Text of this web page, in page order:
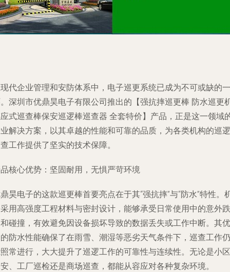
代企业管理和安防体系中，电子巡更系统已成为不可或缺的一
深圳市优鼎昊电子有限公司推出的【强抗摔巡更棒 防水巡更
式巡查棒保安巡逻棒巡查器 全套特价】产品，正是这一领域
解决方案，以其卓越的性能和可靠的品质，为各类机构的巡逻
工作提供了坚实的技术保障。
核心优势：坚固耐用，无惧严苛环境
昊电子的这款巡更棒首要亮点在于其“强抗摔”与“防水”特性。
用高强度工程材料与密封设计，能够承受日常使用中的意外跌
碰撞，有效避免因设备损坏导致的数据丢失或工作中断。其优
防水性能确保了在雨雪、潮湿等恶劣天气条件下，巡查工作仍
常进行，大大提升了巡逻工作的可靠性与连续性。无论是小区
、工厂巡检还是商场巡查，都能从容应对各种复杂环境。